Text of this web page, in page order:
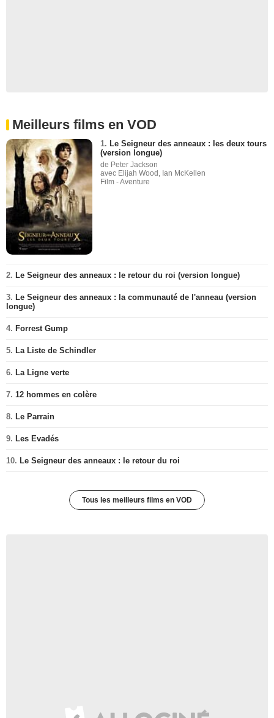
Meilleurs films en VOD
1. Le Seigneur des anneaux : les deux tours
(version longue)
de Peter Jackson
avec Elijah Wood, Ian McKellen
Film - Aventure
2. Le Seigneur des anneaux : le retour du roi (version longue)
3. Le Seigneur des anneaux : la communauté de l'anneau (version
longue)
4. Forrest Gump
5. La Liste de Schindler
6. La Ligne verte
7. 12 hommes en colère
8. Le Parrain
9. Les Evadés
10. Le Seigneur des anneaux : le retour du roi
Tous les meilleurs films en VOD